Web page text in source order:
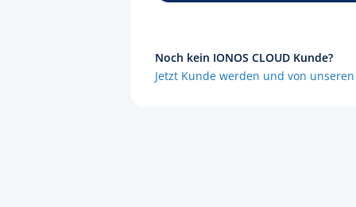
Noch kein IONOS CLOUD Kunde?
Jetzt Kunde werden und von